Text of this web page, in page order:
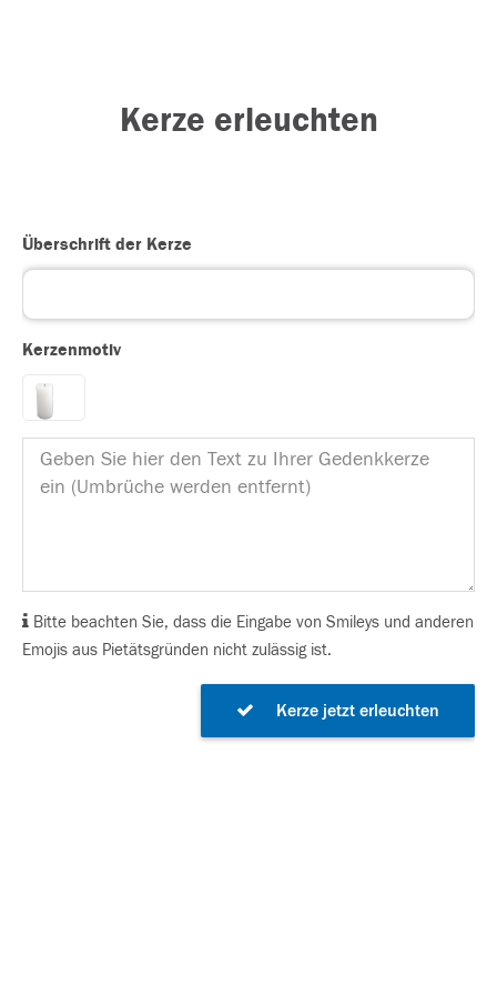
Kerze erleuchten
Überschrift der Kerze
Kerzenmotiv
Bitte beachten Sie, dass die Eingabe von Smileys und anderen
Emojis aus Pietätsgründen nicht zulässig ist.
Kerze jetzt erleuchten